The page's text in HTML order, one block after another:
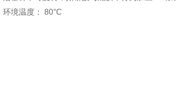
温度： 80°C